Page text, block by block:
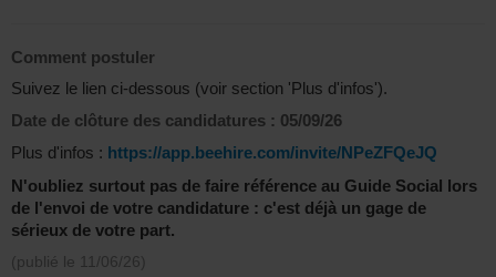
Comment postuler
Suivez le lien ci-dessous (voir section 'Plus d'infos').
Date de clôture des candidatures : 05/09/26
Plus d'infos : https://app.beehire.com/invite/NPeZFQeJQ
N'oubliez surtout pas de faire référence au Guide Social lors
de l'envoi de votre candidature : c'est déjà un gage de
sérieux de votre part.
(publié le 11/06/26